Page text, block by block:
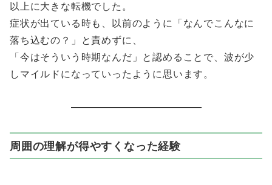
以上に大きな転機でした。
症状が出ている時も、以前のように「なんでこんなに
落ち込むの？」と責めずに、
「今はそういう時期なんだ」と認めることで、波が少
しマイルドになっていったように思います。
周囲の理解が得やすくなった経験